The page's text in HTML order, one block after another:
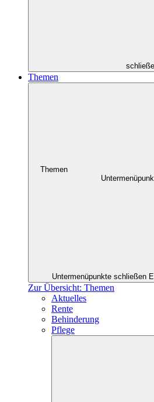
Themen
Themen
Untermenüpunkte schließen
Zur Übersicht: Themen
Aktuelles
Rente
Behinderung
Pflege